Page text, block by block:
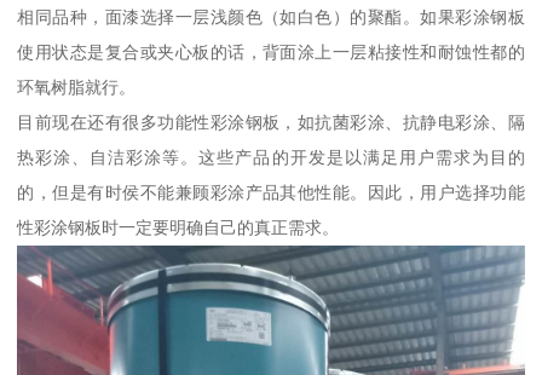
相同品种，面漆选择一层浅颜色（如白色）的聚酯。如果彩涂钢板
使用状态是复合或夹心板的话，背面涂上一层粘接性和耐蚀性都的
环氧树脂就行。
目前现在还有很多功能性彩涂钢板，如抗菌彩涂、抗静电彩涂、隔
热彩涂、自洁彩涂等。这些产品的开发是以满足用户需求为目的
的，但是有时侯不能兼顾彩涂产品其他性能。因此，用户选择功能
性彩涂钢板时一定要明确自己的真正需求。